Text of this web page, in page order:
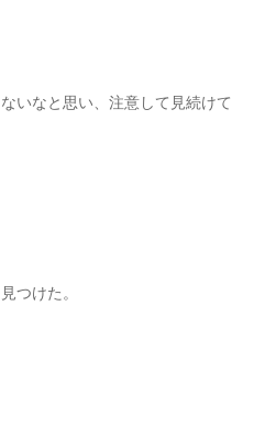
いなと思い、注意して見続けて
つけた。